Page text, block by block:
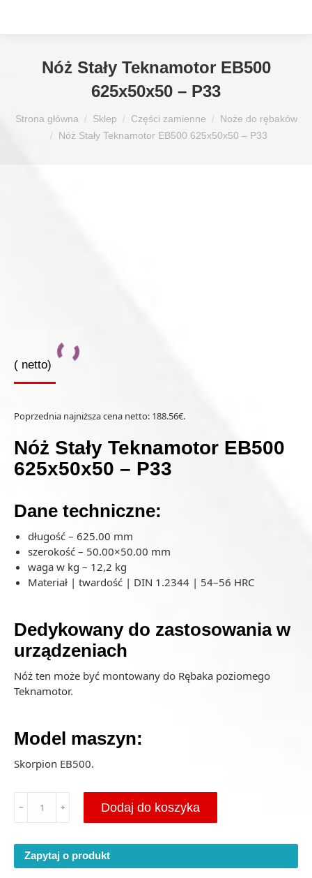
Nóż Stały Teknamotor EB500
625x50x50 – P33
Strona główna Sklep Części zamienne
Noże do rębaków
Nóż Stały Teknamotor EB500 625x50x50 – P33
( netto)
Poprzednia najniższa cena netto: 188.56€.
Nóż Stały Teknamotor EB500
625x50x50 – P33
Dane techniczne:
długość – 625.00 mm
szerokość – 50.00×50.00 mm
waga w kg – 12,2 kg
Materiał | twardość | DIN 1.2344 | 54–56 HRC
Dedykowany do zastosowania w
urządzeniach
Nóż ten może być montowany do Rębaka poziomego
Teknamotor.
Model maszyn:
Skorpion EB500.
Teknamotor
EB500
﹣ ﹢ Dodaj do koszyka
Zapytaj o produkt